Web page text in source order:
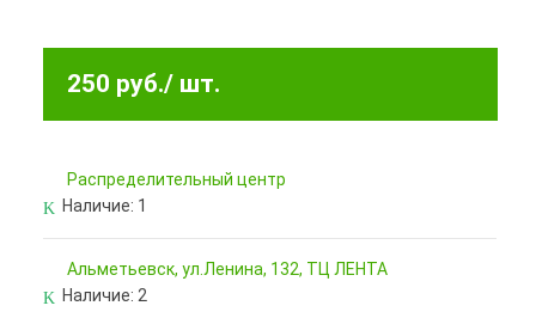
250 руб./ шт.
Pаспределительный центр
Наличие: 1
Альметьевск, ул.Ленина, 132, ТЦ ЛЕНТА
Наличие: 2